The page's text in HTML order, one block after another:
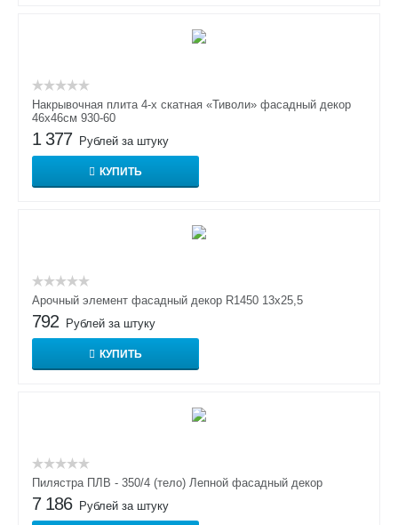
Накрывочная плита 4-х скатная «Тиволи» фасадный декор
46х46см 930-60
1 377 Рублей за штуку
КУПИТЬ
Арочный элемент фасадный декор R1450 13х25,5
792 Рублей за штуку
КУПИТЬ
Пилястра ПЛВ - 350/4 (тело) Лепной фасадный декор
7 186 Рублей за штуку